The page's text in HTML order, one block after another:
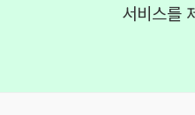
서비스를